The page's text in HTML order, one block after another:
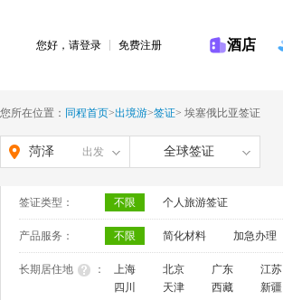
您好，请登录 免费注册 酒店
您所在位置： 同程首页>出境游>签证> 埃塞俄比亚签证
菏泽 出发 全球签证
签证类型： 不限 个人旅游签证
产品服务： 不限 简化材料 加急办理
长期居住地 ： 上海 北京 广东 江苏
四川
天津 西藏 新疆